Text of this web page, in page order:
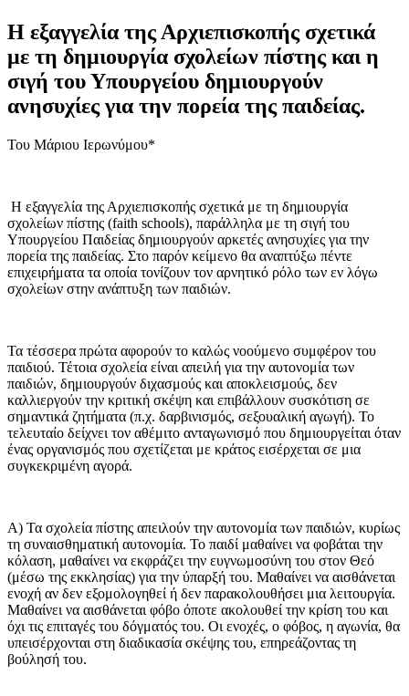
Η εξαγγελία της Αρχιεπισκοπής σχετικά
με τη δημιουργία σχολείων πίστης και η
σιγή του Υπουργείου δημιουργούν
ανησυχίες για την πορεία της παιδείας.
Του Μάριου Ιερωνύμου*
Η εξαγγελία της Αρχιεπισκοπής σχετικά με τη δημιουργία
σχολείων πίστης (faith schools), παράλληλα με τη σιγή του
Υπουργείου Παιδείας δημιουργούν αρκετές ανησυχίες για την
πορεία της παιδείας. Στο παρόν κείμενο θα αναπτύξω πέντε
επιχειρήματα τα οποία τονίζουν τον αρνητικό ρόλο των εν λόγω
σχολείων στην ανάπτυξη των παιδιών.
Τα τέσσερα πρώτα αφορούν το καλώς νοούμενο συμφέρον του
παιδιού. Τέτοια σχολεία είναι απειλή για την αυτονομία των
παιδιών, δημιουργούν διχασμούς και αποκλεισμούς, δεν
καλλιεργούν την κριτική σκέψη και επιβάλλουν συσκότιση σε
σημαντικά ζητήματα (π.χ. δαρβινισμός, σεξουαλική αγωγή). Το
τελευταίο δείχνει τον αθέμιτο ανταγωνισμό που δημιουργείται όταν
ένας οργανισμός που σχετίζεται με κράτος εισέρχεται σε μια
συγκεκριμένη αγορά.
Α) Τα σχολεία πίστης απειλούν την αυτονομία των παιδιών, κυρίως
τη συναισθηματική αυτονομία. Το παιδί μαθαίνει να φοβάται την
κόλαση, μαθαίνει να εκφράζει την ευγνωμοσύνη του στον Θεό
(μέσω της εκκλησίας) για την ύπαρξή του. Μαθαίνει να αισθάνεται
ενοχή αν δεν εξομολογηθεί ή δεν παρακολουθήσει μια λειτουργία.
Μαθαίνει να αισθάνεται φόβο όποτε ακολουθεί την κρίση του και
όχι τις επιταγές του δόγματός του. Οι ενοχές, ο φόβος, η αγωνία, θα
υπεισέρχονται στη διαδικασία σκέψης του, επηρεάζοντας τη
βούλησή του.